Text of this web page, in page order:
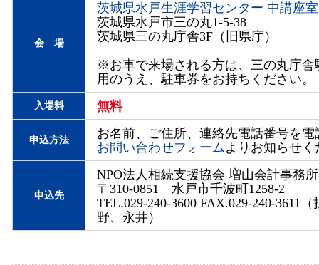
会 場
茨城県水戸生涯学習センター 中講座室
茨城県水戸市三の丸1-5-38
茨城県三の丸庁舎3F（旧県庁）
※お車で来場される方は、三の丸庁舎
用のうえ、駐車券をお持ちください。
入場料 無料
申込方法
お名前、ご住所、連絡先電話番号を電
お問い合わせフォームよりお知らせく
申込先
NPO法人相続支援協会 増山会計事務所
〒310-0851 水戸市千波町1258-2
TEL.029-240-3600 FAX.029-240-3611
野、永井）